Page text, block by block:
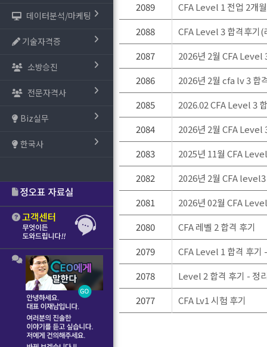
데이터분석/마케팅
기술자격증
소방승진
전문자격사
Biz실무
한국사
2089
CFA Level 1 전업 2개
2088
CFA Level 3 합격후기
2087
2026년 2월 CFA
2086
2026년 2월 cfa lv 3
2085
2026.02 CFA Level 3
2084
2026년 2월 CFA
2083
2025년 11월 CFA
2082
2026년 2월 CFA
2081
2026년 02월 CFA
2080
CFA 레벨 2 합격 후기
2079
CFA Level 1 합격 후기
2078
Level 2 합격 후기 - 정
2077
CFA Lv1 시험 후기